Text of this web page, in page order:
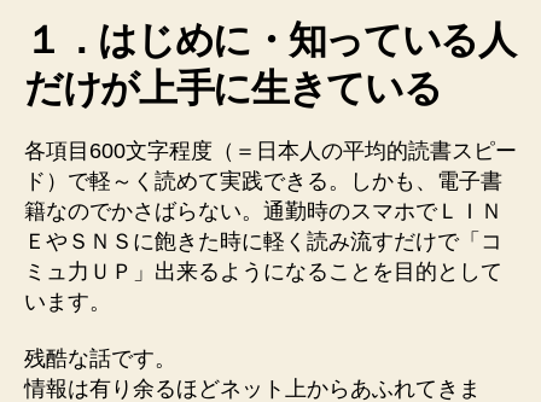
１．はじめに・知っている人
だけが上手に生きている
各項目600文字程度（＝日本人の平均的読書スピー
ド）で軽～く読めて実践できる。しかも、電子書
籍なのでかさばらない。通勤時のスマホでＬＩＮ
ＥやＳＮＳに飽きた時に軽く読み流すだけで「コ
ミュ力ＵＰ」出来るようになることを目的として
います。
残酷な話です。
情報は有り余るほどネット上からあふれてきま